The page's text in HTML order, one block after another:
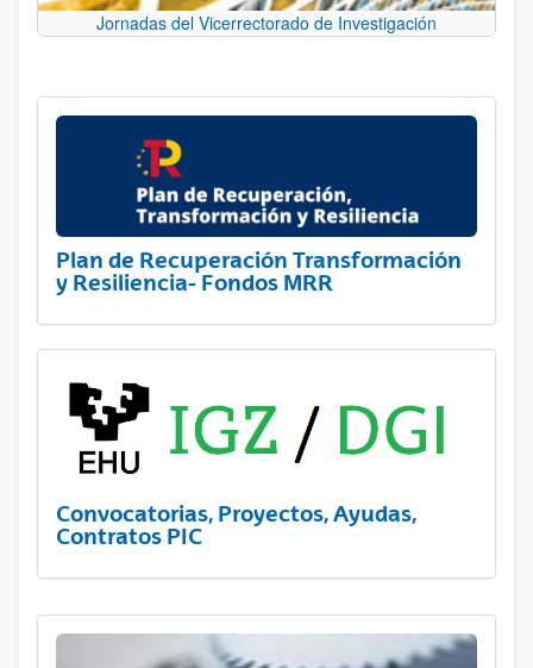
Jornadas del Vicerrectorado de Investigación
Plan de Recuperación Transformación
y Resiliencia- Fondos MRR
Convocatorias, Proyectos, Ayudas,
Contratos PIC